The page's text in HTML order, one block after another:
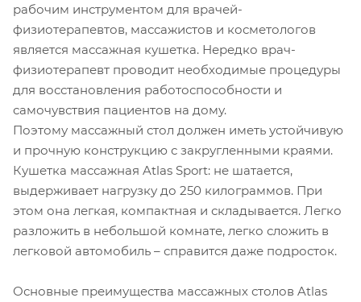
рабочим инструментом для врачей-
физиотерапевтов, массажистов и косметологов
является массажная кушетка. Нередко врач-
физиотерапевт проводит необходимые процедуры
для восстановления работоспособности и
самочувствия пациентов на дому.
Поэтому массажный стол должен иметь устойчивую
и прочную конструкцию с закругленными краями.
Кушетка массажная Atlas Sport: не шатается,
выдерживает нагрузку до 250 килограммов. При
этом она легкая, компактная и складывается. Легко
разложить в небольшой комнате, легко сложить в
легковой автомобиль – справится даже подросток.
Основные преимущества массажных столов Atlas